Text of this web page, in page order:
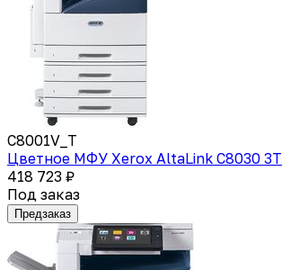
C8001V_T
Цветное МФУ Xerox AltaLink C8030 3T
418 723 ₽
Под заказ
Предзаказ